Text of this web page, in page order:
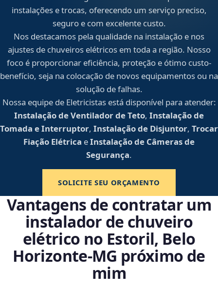
instalações e trocas, oferecendo um serviço preciso,
seguro e com excelente custo.
Nos destacamos pela qualidade na instalação e nos
ajustes de chuveiros elétricos em toda a região. Nosso
foco é proporcionar eficiência, proteção e ótimo custo-
benefício, seja na colocação de novos equipamentos ou na
solução de falhas.
Nossa equipe de Eletricistas está disponível para atender:
Instalação de Ventilador de Teto, Instalação de
Tomada e Interruptor, Instalação de Disjuntor, Trocar
Fiação Elétrica eInstalação de Câmeras de
Segurança.
SOLICITE SEU ORÇAMENTO
Vantagens de contratar um
instalador de chuveiro
elétrico no Estoril, Belo
Horizonte‑MG próximo de
mim